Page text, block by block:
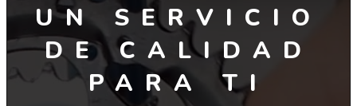
UN SERVICIO
DE CALIDAD
PARA TI